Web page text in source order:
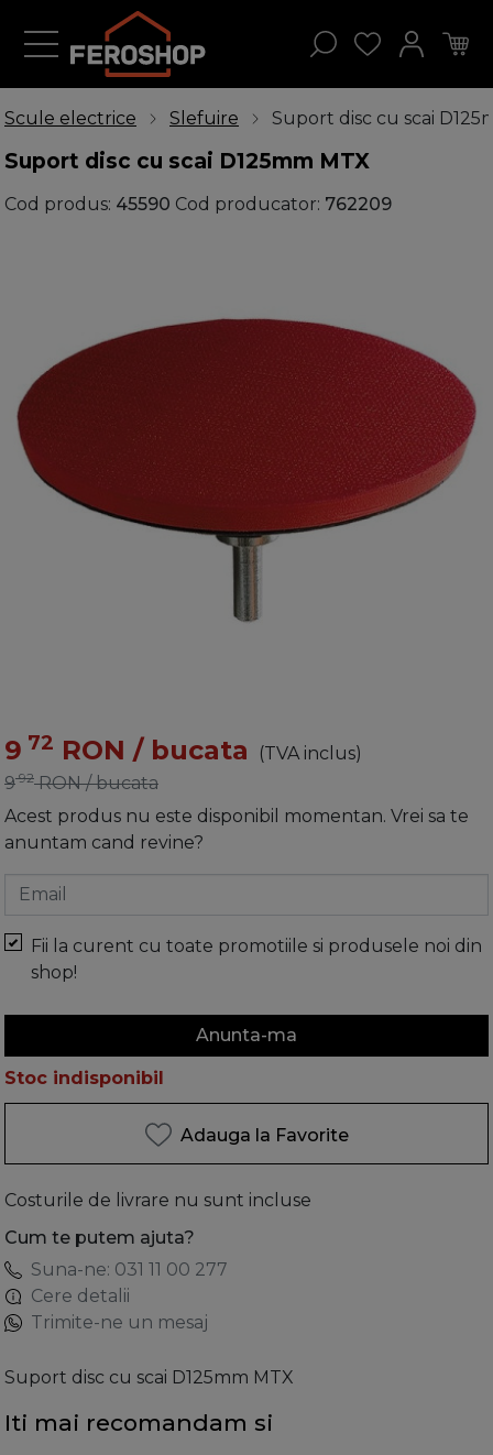
Scule electrice Slefuire Suport disc cu scai
Suport disc cu scai D125mm MTX
Cod produs: 45590 Cod producator: 762209
9 72 RON / bucata
(TVA inclus)
992 RON / bucata
Acest produs nu este disponibil momentan. Vrei sa te
anuntam cand revine?
Email
Fii la curent cu toate promotiile si produsele noi din
shop!
Anunta-ma
Stoc indisponibil
Adauga la Favorite
Costurile de livrare nu sunt incluse
Cum te putem ajuta?
Suna-ne: 031 11 00 277
Cere detalii
Trimite-ne un mesaj
Suport disc cu scai D125mm MTX
Iti mai recomandam si